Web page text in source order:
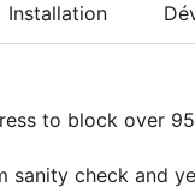
Installation
to block over
sanity check and